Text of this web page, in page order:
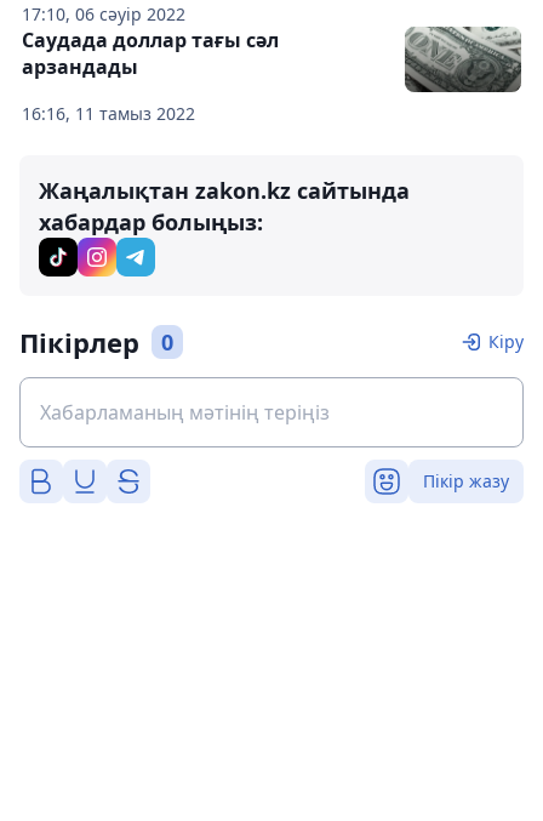
17:10, 06 сәуір 2022
16:16, 11 тамыз 2022
Саудада доллар тағы сәл
арзандады
Жаңалықтан zakon.kz сайтында
хабардар болыңыз:
Пікірлер 0 Кіру
Пікір жазу